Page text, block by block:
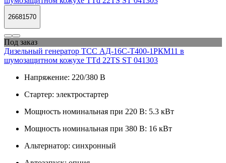
26681570
Под заказ
Дизельный генератор ТСС АД-16С-Т400-1РКМ11 в
шумозащитном кожухе TTd 22TS ST 041303
Напряжение: 220/380 В
Стартер: электростартер
Мощность номинальная при 220 В: 5.3 кВт
Мощность номинальная при 380 В: 16 кВт
Альтернатор: синхронный